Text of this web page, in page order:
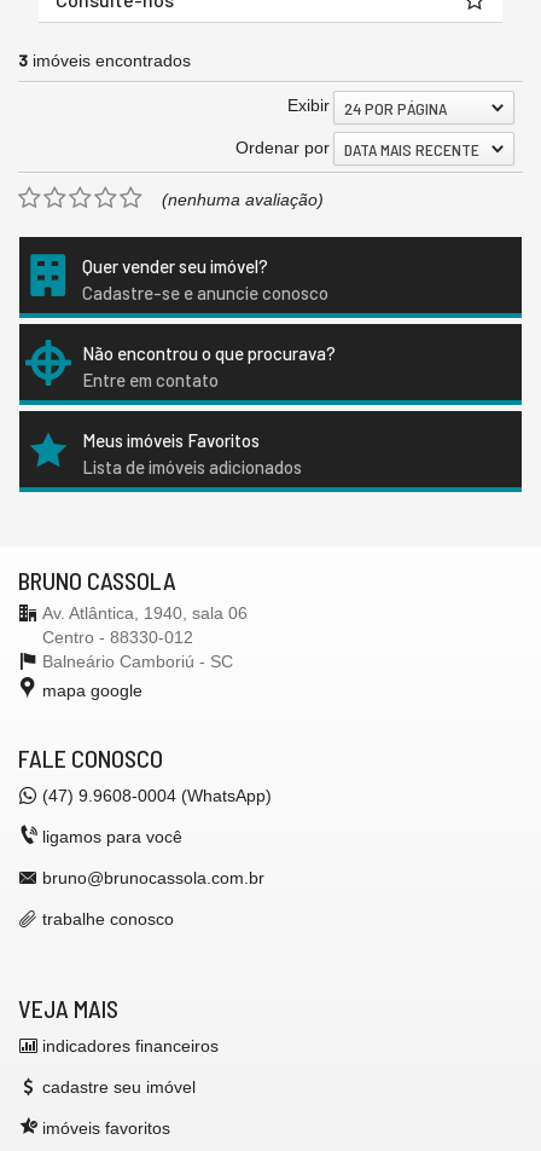
3 imóveis encontrados
Exibir 24 POR PÁGINA
Ordenar por DATA MAIS RECENTE
(nenhuma avaliação)
Quer vender seu imóvel?
Cadastre-se e anuncie conosco
Não encontrou o que procurava?
Entre em contato
Meus imóveis Favoritos
Lista de imóveis adicionados
BRUNO CASSOLA
Av. Atlântica, 1940, sala 06
Centro - 88330-012
Balneário Camboriú - SC
mapa google
FALE CONOSCO
(47) 9.9608-0004 (WhatsApp)
ligamos para você
bruno@brunocassola.com.br
trabalhe conosco
VEJA MAIS
indicadores financeiros
cadastre seu imóvel
imóveis favoritos